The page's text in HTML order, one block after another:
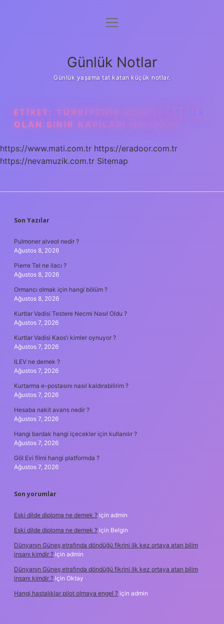
Anasayfa
Yasal Uyarı
menüyü
Günlük Notlar
Günlük yaşama tat katan küçük notlar.
ETIKET: TÜRKIYENIN KOMŞULARI ILE
OLAN SINIR KAPILARI NELERDIR
https://www.mati.com.tr https://eradoor.com.tr
https://nevamuzik.com.tr Sitemap
SIDEBAR
Son Yazılar
Pulmoner alveol nedir ?
Ağustos 8, 2026
Pierre Tel ne ilacı ?
Ağustos 8, 2026
Ormancı olmak için hangi bölüm ?
Ağustos 8, 2026
Kurtlar Vadisi Testere Necmi Nasıl Oldu ?
Ağustos 7, 2026
Kurtlar Vadisi Kaos’ı kimler oynuyor ?
Ağustos 7, 2026
ILEV ne demek ?
Ağustos 7, 2026
Kurtarma e-postasını nasıl kaldırabilirim ?
Ağustos 7, 2026
Hesaba nakit avans nedir ?
Ağustos 7, 2026
Hangi bardak hangi içecekler için kullanılır ?
Ağustos 7, 2026
Göl Evi filmi hangi platformda ?
Ağustos 7, 2026
Son yorumlar
Eski dilde diploma ne demek ? için admin
Eski dilde diploma ne demek ? için Belgin
Dünyanın Güneş etrafında döndüğü fikrini ilk kez ortaya atan bilim
insanı kimdir ? için admin
Dünyanın Güneş etrafında döndüğü fikrini ilk kez ortaya atan bilim
insanı kimdir ? için Oktay
Hangi hastalıklar pilot olmaya engel ? için admin